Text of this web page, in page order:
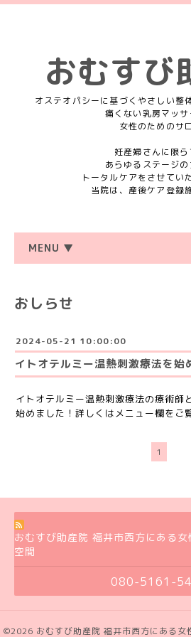
おむすび
オステオパシーに基づくやさしい整
痛くない乳房マッサ
女性のためのサ
妊産婦さんに限ら
あらゆるステージの
トータルケアをさせてい
当院は、産後ケア登録
MENU ▼
おしらせ
2024-05-21 10:00:00
イトオテルミー温熱刺激療法を始
イトオテルミー温熱刺激療法の療術師
始めました！詳しくはメニュー欄をご
1
おむすび助産院 福井市西方にある
空間
080-5161-
©2026 おむすび助産院 福井市西方にある女